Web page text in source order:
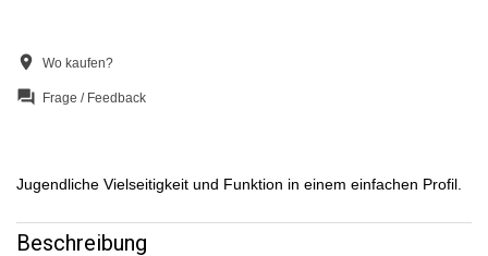
location_on Wo kaufen?
question_answer Frage / Feedback
Jugendliche Vielseitigkeit und Funktion in einem einfachen Profil.
Beschreibung